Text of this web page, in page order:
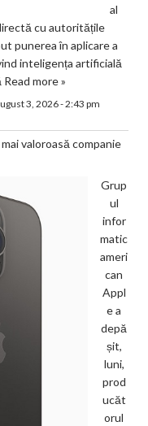
al
cu autoritățile
punerea în aplicare a
inteligența artificială
Read more »
3, 2026 - 2:43 pm
valoroasă companie
Grup
ul
infor
matic
ameri
can
Appl
e a
depă
șit,
luni,
prod
ucăt
orul